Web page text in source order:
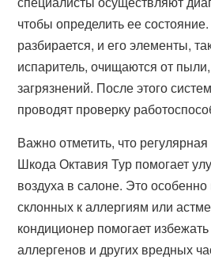
чтобы определить ее
разбирается, и его элементы,
испаритель, очищаются от пыли,
загрязнений. После этого
проводят проверку
Важно отметить, что
Шкода Октавия Тур помогает
воздуха в салоне. Это
склонных к аллергиям или
кондиционер помогает
аллергенов и других вредных